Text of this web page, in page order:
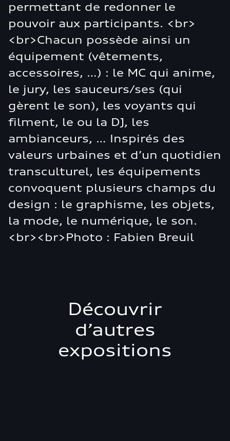
permettant de redonner le
pouvoir aux participants. <br>
<br>Chacun possède ainsi un
équipement (vêtements,
accessoires, …) : le MC qui anime,
le jury, les sauceurs/ses (qui
gèrent le son), les voyants qui
filment, le ou la DJ, les
ambianceurs, … Inspirés des
valeurs urbaines et d’un quotidien
transculturel, les équipements
convoquent plusieurs champs du
design : le graphisme, les objets,
la mode, le numérique, le son.
<br><br>Photo : Fabien Breuil
Découvrir
d’autres
expositions